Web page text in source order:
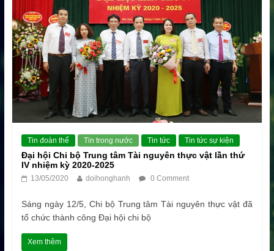
Tin đoàn thể Tin trong nước Tin tức Tin tức sự kiện
Đại hội Chi bộ Trung tâm Tài nguyên thực vật lần thứ
IV nhiệm kỳ 2020-2025
13/05/2020 doihonghanh 0 Comment
Sáng ngày 12/5, Chi bộ Trung tâm Tài nguyên thực vật đã
tổ chức thành công Đại hội chi bộ
Xem thêm